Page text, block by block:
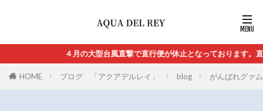
４月の大型台風直撃で直行便が休止となっております。直行便
HOME ブログ 「アクアデルレイ」 blog がんばれグァ